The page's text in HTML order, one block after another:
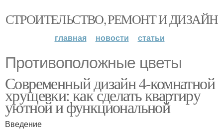
СТРОИТЕЛЬСТВО, РЕМОНТ И ДИЗАЙН
главная новости статьи
Противоположные цветы
Современный дизайн 4-комнатной
хрущевки: как сделать квартиру
уютной и функциональной
Введение